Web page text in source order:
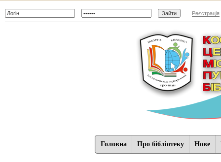
Реєстрація
Головна Про бібліотеку Нове